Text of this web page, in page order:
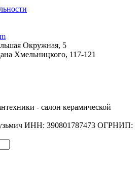
Окружная, 5
Хмельницкого, 117-121
- салон керамической
ИНН: 390801787473 ОГРНИП: